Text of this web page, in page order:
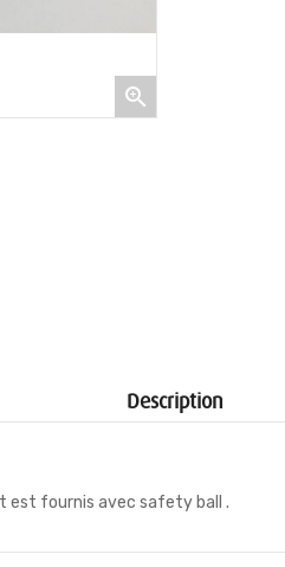

Description
est fournis avec safety ball .